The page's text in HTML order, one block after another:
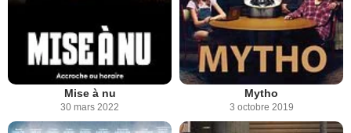
Mise à nu
30 mars 2022
Mytho
3 octobre 2019